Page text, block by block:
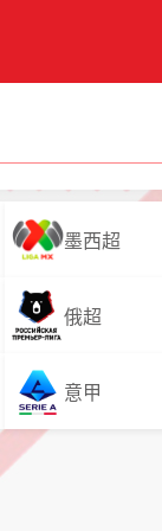
墨西超
俄超
意甲